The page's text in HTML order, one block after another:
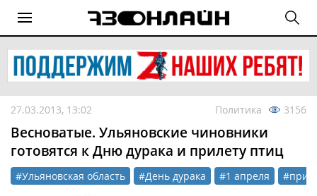
27.03.2013, 13:02 Политика 3156
Весноватые. Ульяновские чиновники
готовятся к Дню дурака и прилету птиц
#Ульяновская область #День дурака #1 апреля